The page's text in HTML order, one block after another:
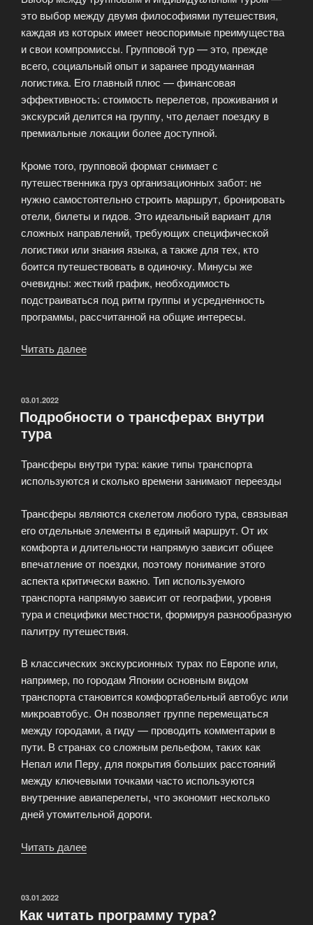
это выбор между двумя философиями путешествия,
каждая из которых имеет неоспоримые преимущества
и свои компромиссы. Групповой тур — это, прежде
всего, социальный опыт и заранее продуманная
логистика. Его главный плюс — финансовая
эффективность: стоимость перелетов, проживания и
экскурсий делится на группу, что делает поездку в
премиальные локации более доступной.
Кроме того, групповой формат снимает с
путешественника груз организационных забот: не
нужно самостоятельно строить маршрут, бронировать
отели, билеты и гидов. Это идеальный вариант для
сложных направлений, требующих специфической
логистики или знания языка, а также для тех, кто
боится путешествовать в одиночку. Минусы же
очевидны: жесткий график, необходимость
подстраиваться под ритм группы и усредненность
программы, рассчитанной на общие интересы.
Читать далее
экзотического
ОПУБЛИКОВАНО
03.01.2022
Подробности о трансферах внутри
тура
Трансферы внутри тура: какие типы транспорта
используются и сколько времени занимают переезды
Трансферы являются скелетом любого тура, связывая
его отдельные элементы в единый маршрут. От их
комфорта и длительности напрямую зависит общее
впечатление от поездки, поэтому понимание этого
аспекта критически важно. Тип используемого
транспорта напрямую зависит от географии, уровня
тура и специфики местности, формируя разнообразную
палитру путешествия.
В классических экскурсионных турах по Европе или,
например, по городам Японии основным видом
транспорта становится комфортабельный автобус или
микроавтобус. Он позволяет группе перемещаться
между городами, а гиду — проводить комментарии в
пути. В странах со сложным рельефом, таких как
Непал или Перу, для покрытия больших расстояний
между ключевыми точками часто используются
внутренние авиаперелеты, что экономит несколько
дней утомительной дороги.
Читать далее
тура»
ОПУБЛИКОВАНО
03.01.2022
Как читать программу тура?